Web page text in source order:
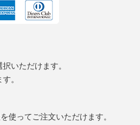
いただけます。
。
使ってご注文いただけます。